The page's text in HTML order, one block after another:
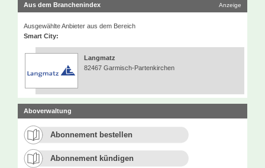
Aus dem Branchenindex Anzeige
Ausgewählte Anbieter aus dem Bereich
Smart City:
Langmatz
82467 Garmisch-Partenkirchen
Aboverwaltung
Abonnement bestellen
Abonnement kündigen